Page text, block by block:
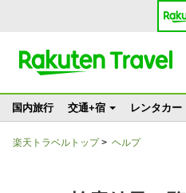
国内旅行 交通+宿 レンタカー
楽天トラベルトップ> ヘルプ